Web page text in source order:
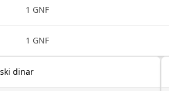
1 GNF
1 GNF
dinar